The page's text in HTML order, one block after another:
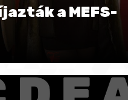
a MEFS-